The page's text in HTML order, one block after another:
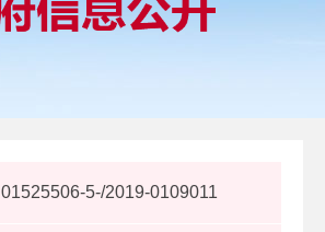
01525506-5-/2019-0109011